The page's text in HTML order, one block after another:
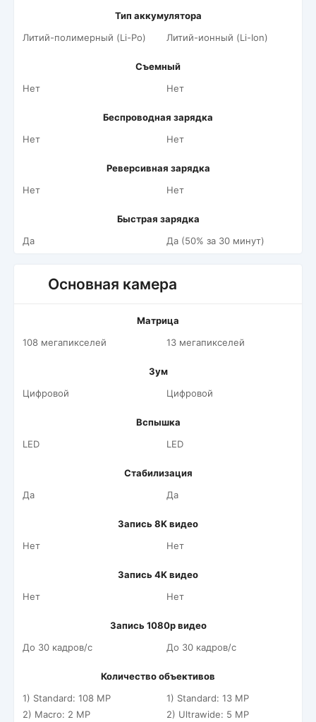
Тип аккумулятора
Литий-полимерный (Li-Po)
Литий-ионный (Li-Ion)
Съемный
Нет
Нет
Беспроводная зарядка
Нет
Нет
Реверсивная зарядка
Нет
Нет
Быстрая зарядка
Да
Да (50% за 30 минут)
Основная камера
Матрица
108 мегапикселей
13 мегапикселей
Зум
Цифровой
Цифровой
Вспышка
LED
LED
Стабилизация
Да
Да
Запись 8K видео
Нет
Нет
Запись 4K видео
Нет
Нет
Запись 1080p видео
До 30 кадров/c
До 30 кадров/c
Количество объективов
1) Standard: 108 MP
2) Macro: 2 MP
1) Standard: 13 MP
2) Ultrawide: 5 MP